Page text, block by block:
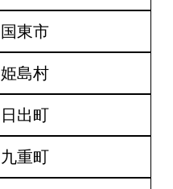
国東市
姫島村
日出町
九重町